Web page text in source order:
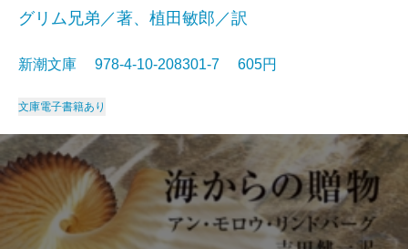
グリム兄弟／著、植田敏郎／訳
新潮文庫 978-4-10-208301-7 605円
文庫電子書籍あり